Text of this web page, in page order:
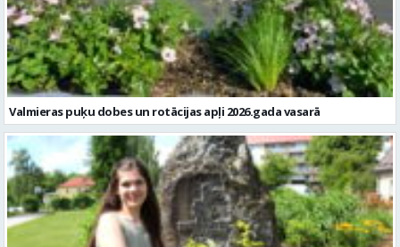
Valmieras puķu dobes un rotācijas apļi 2026.gada vasarā